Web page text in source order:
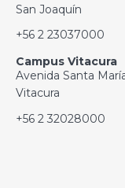
San Joaquín
+56 2 23037000
Campus Vitacura
Avenida Santa
Vitacura
+56 2 32028000